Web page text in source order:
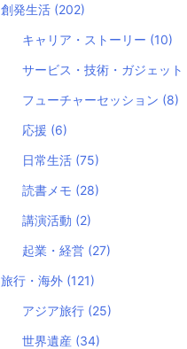
創発生活 (202)
キャリア・ストーリー (10)
サービス・技術・ガジェット
フューチャーセッション (8)
応援 (6)
日常生活 (75)
読書メモ (28)
講演活動 (2)
起業・経営 (27)
旅行・海外 (121)
アジア旅行 (25)
世界遺産 (34)